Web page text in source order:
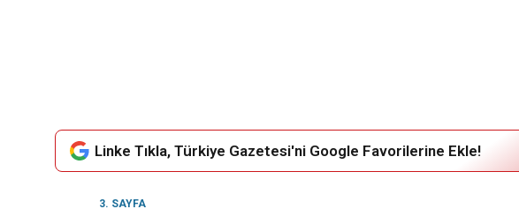
Linke Tıkla, Türkiye Gazetesi'ni Google Favorilerine Ekle!
3. SAYFA